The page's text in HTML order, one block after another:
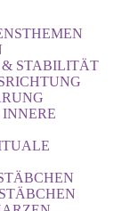
& STABILITÄT